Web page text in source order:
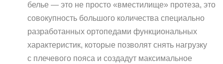
белье — это не просто «вместилище» протеза, это
совокупность большого количества специально
разработанных ортопедами функциональных
характеристик, которые позволят снять нагрузку
с плечевого пояса и создадут максимальное